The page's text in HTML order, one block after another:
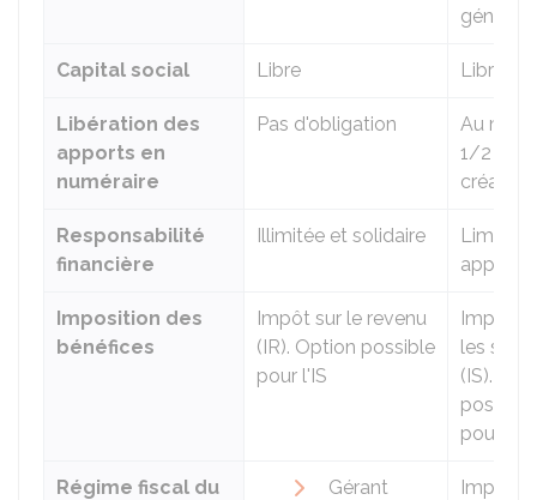
Capital social Libre Libre
Libération des
apports en
numéraire
Pas d'obligation
Au
1/2 dès
création
Responsabilité
financière
Illimitée et solidaire
Limitée
apports
Imposition des
bénéfices
Impôt sur le revenu
(IR). Option possible
pour l'IS
Impôt
les
(IS).
possible
pour l'IR
Régime fiscal du
Gérant
Impôt